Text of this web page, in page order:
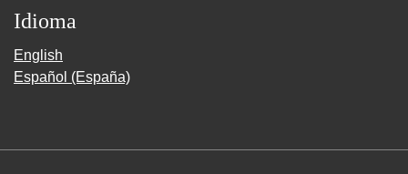
Idioma
English
Español (España)